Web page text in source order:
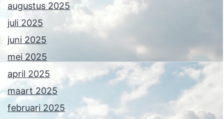
augustus 2025
juli 2025
juni 2025
mei 2025
april 2025
maart 2025
februari 2025